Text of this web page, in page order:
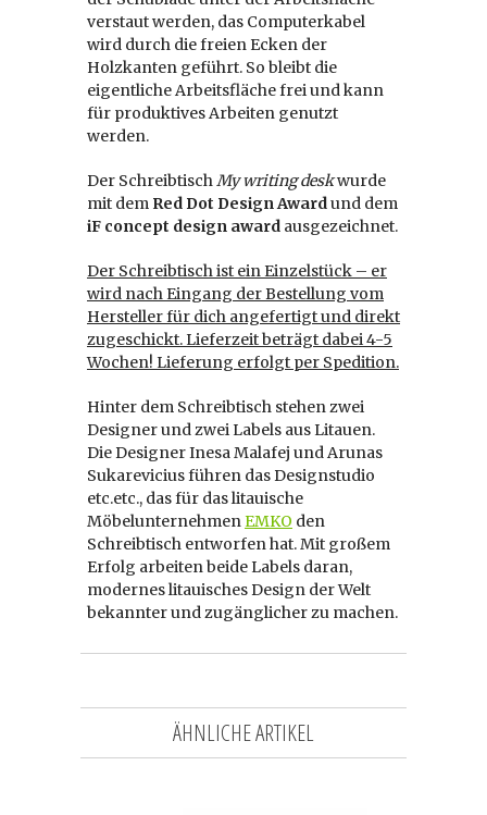
verstaut werden, das Computerkabel
wird durch die freien Ecken der
Holzkanten geführt. So bleibt die
eigentliche Arbeitsfläche frei und kann
für produktives Arbeiten genutzt
werden.
Der SchreibtischMy writing deskwurde
mit dem Red Dot Design Awardund dem
iF concept design award ausgezeichnet.
Der Schreibtisch ist ein Einzelstück – er
wird nach Eingang der Bestellung vom
Hersteller für dich angefertigt und direkt
zugeschickt. Lieferzeit beträgt dabei 4-5
Wochen! Lieferung erfolgt per Spedition.
Hinter dem Schreibtisch stehen zwei
Designer und zwei Labels aus Litauen.
Die Designer Inesa Malafej und Arunas
Sukarevicius führen das Designstudio
etc.etc., das für das litauische
MöbelunternehmenEMKO den
Schreibtisch entworfen hat. Mit großem
Erfolg arbeiten beide Labels daran,
modernes litauisches Design der Welt
bekannter und zugänglicher zu machen.
ÄHNLICHE ARTIKEL